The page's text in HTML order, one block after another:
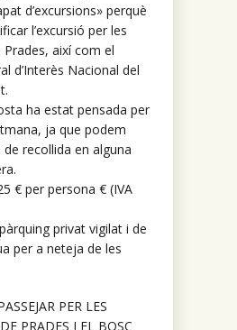
d’excursions» perquè
l’excursió per les
així com el
d’Interès Nacional del
ha estat pensada per
ja que podem
recollida en alguna
€ per persona € (IVA
privat vigilat i de
per a neteja de les
PER LES
PRADES I EL BOSC